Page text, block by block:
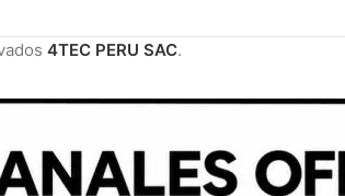
4TEC PERU SAC.